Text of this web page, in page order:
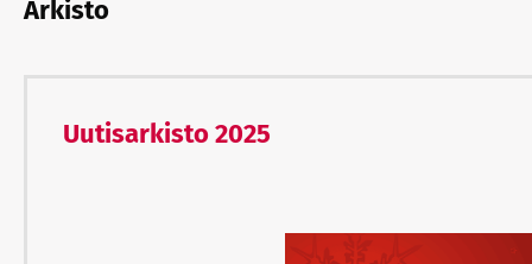
Arkisto
Uutisarkisto 2025